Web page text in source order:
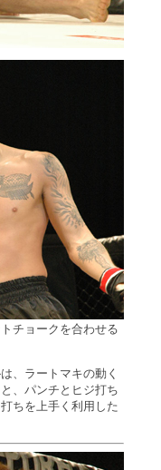
チョークを合わせる
、ラートマキの動く
、パンチとヒジ打ち
ちを上手く利用した